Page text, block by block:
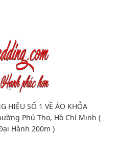
HIỆU SỐ 1 VỀ ÁO KHỎA
Phú Thọ, Hồ Chí Minh (
Hành 200m )